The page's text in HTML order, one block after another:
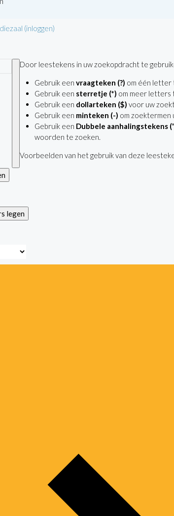
(inloggen)
Door leestekens in uw zoekopdracht te
Gebruik een vraagteken (?) om één letter
Gebruik een sterretje (*) om meer letters
Gebruik een dollarteken ($) voor uw
Gebruik een minteken (-) om zoektermen
Gebruik een Dubbele aanhalingstekens
woorden te zoeken.
Voorbeelden van het gebruik van deze
legen